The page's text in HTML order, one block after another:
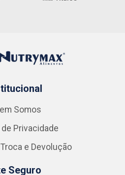
Somos
Privacidade
e Devolução
Seguro